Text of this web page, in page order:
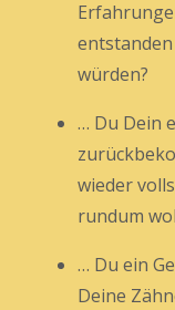
würden?
… Du Dein
wieder
rundum
… Du ein
Deine